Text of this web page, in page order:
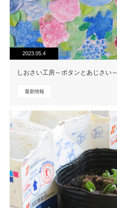
2023.05.4
しおさい工房～ボタンとあじさい～
最新情報